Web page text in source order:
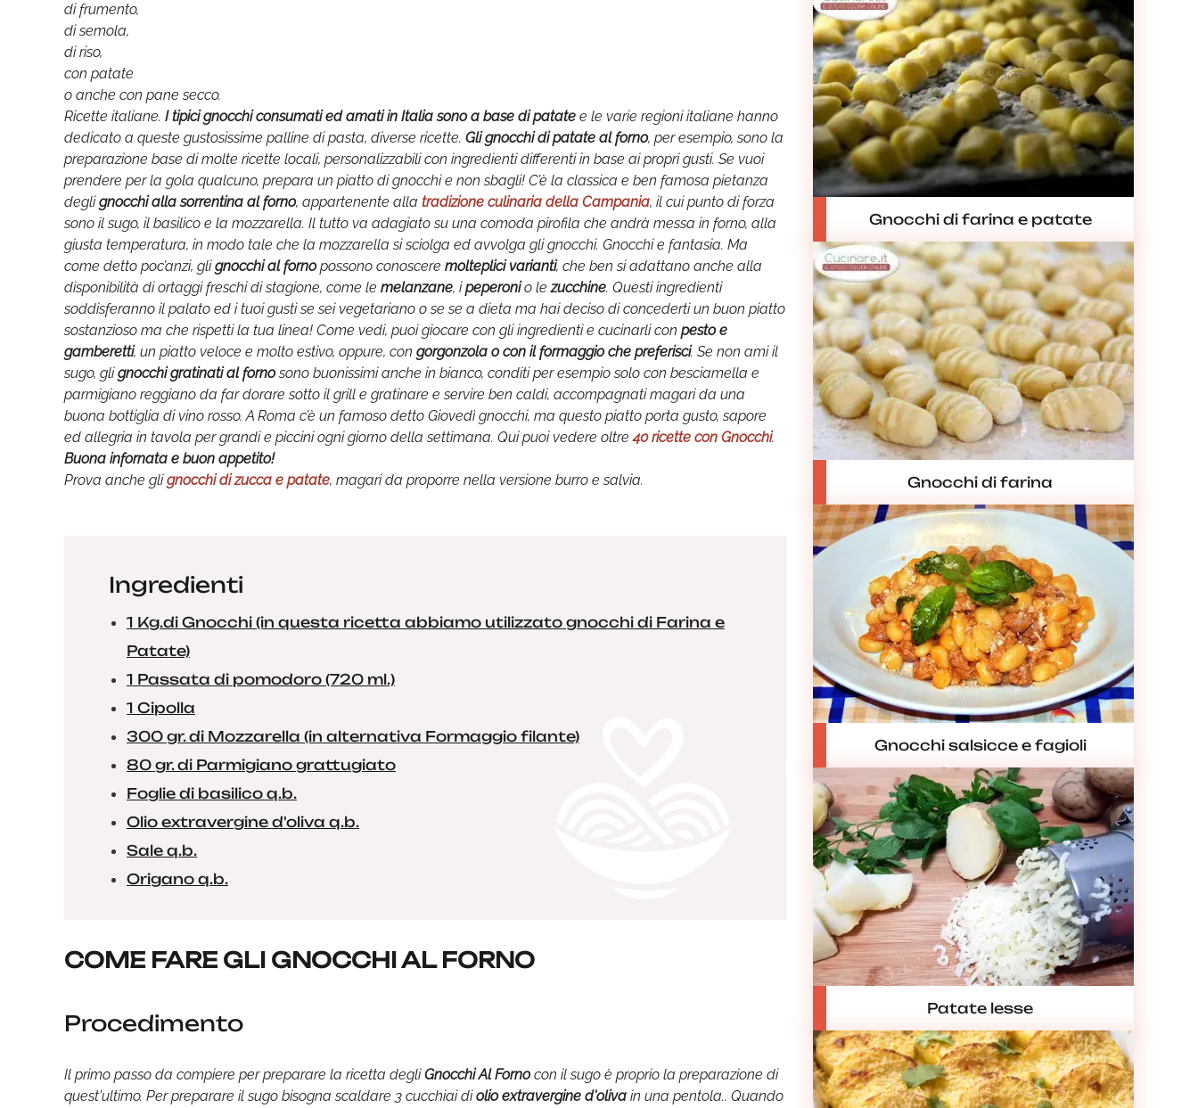
di frumento,
di semola,
di riso,
con patate
o anche con pane secco.
Ricette italiane. I tipici gnocchi consumati ed amati in Italia sono a base di patate e le varie regioni italiane hanno
dedicato a queste gustosissime palline di pasta, diverse ricette. Gli gnocchi di patate al forno, per esempio, sono la
preparazione base di molte ricette locali, personalizzabili con ingredienti differenti in base ai propri gusti. Se vuoi
prendere per la gola qualcuno, prepara un piatto di gnocchi e non sbagli! C’è la classica e ben famosa pietanza
deglignocchi alla sorrentina al forno, appartenente alla tradizione culinaria della Campania, il cui punto di forza
sono il sugo, il basilico e la mozzarella. Il tutto va adagiato su una comoda pirofila che andrà messa in forno, alla
giusta temperatura, in modo tale che la mozzarella si sciolga ed avvolga gli gnocchi. Gnocchi e fantasia. Ma
come detto poc’anzi, glignocchi al fornopossono conoscere molteplici varianti, che ben si adattano anche alla
disponibilità di ortaggi freschi di stagione, come le melanzane, ipeperonio lezucchine. Questi ingredienti
soddisferanno il palato ed i tuoi gusti se sei vegetariano o se se a dieta ma hai deciso di concederti un buon piatto
sostanzioso ma che rispetti la tua linea! Come vedi, puoi giocare con gli ingredienti e cucinarli con pesto e
gamberetti, un piatto veloce e molto estivo, oppure, con gorgonzola o con il formaggio che preferisci. Se non ami il
sugo, glignocchi gratinati al fornosono buonissimi anche in bianco, conditi per esempio solo con besciamella e
parmigiano reggiano da far dorare sotto il grill e gratinare e servire ben caldi, accompagnati magari da una
buona bottiglia di vino rosso. A Roma c’è un famoso detto Giovedì gnocchi, ma questo piatto porta gusto, sapore
ed allegria in tavola per grandi e piccini ogni giorno della settimana. Qui puoi vedere oltre40 ricette con Gnocchi.
Buona infornata e buon appetito!
Prova anche glignocchi di zucca e patate, magari da proporre nella versione burro e salvia.
Ingredienti
1 Kg.di Gnocchi (in questa ricetta abbiamo utilizzato gnocchi di Farina e
Patate)
1 Passata di pomodoro (720 ml.)
1 Cipolla
300 gr. di Mozzarella (in alternativa Formaggio filante)
80 gr. di Parmigiano grattugiato
Foglie di basilico q.b.
Olio extravergine d'oliva q.b.
Sale q.b.
Origano q.b.
COME FARE GLI GNOCCHI AL FORNO
Procedimento
Il primo passo da compiere per preparare la ricetta degliGnocchi Al Fornocon il sugo è proprio la preparazione di
quest'ultimo. Per preparare il sugo bisogna scaldare 3 cucchiai diolio extravergine d'oliva in una pentola.. Quando
Gnocchi di farina e patate
Gnocchi di farina
Gnocchi salsicce e fagioli
Patate lesse